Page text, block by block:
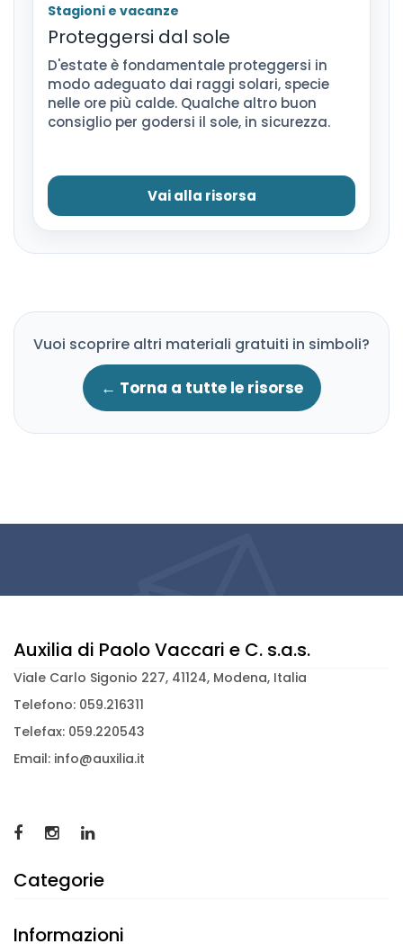
Stagioni e vacanze
Proteggersi dal sole
D'estate è fondamentale proteggersi in
modo adeguato dai raggi solari, specie
nelle ore più calde. Qualche altro buon
consiglio per godersi il sole, in sicurezza.
Vai alla risorsa
Vuoi scoprire altri materiali gratuiti in simboli?
← Torna a tutte le risorse
Auxilia di Paolo Vaccari e C. s.a.s.
Viale Carlo Sigonio 227, 41124, Modena, Italia
Telefono: 059.216311
Telefax: 059.220543
Email: info@auxilia.it
Categorie
Informazioni